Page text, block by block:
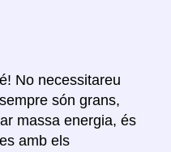
No necessitareu
són grans,
massa energia, és
amb els